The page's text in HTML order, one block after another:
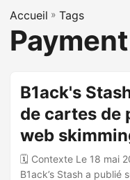
Accueil » Tags
B1ack's
de cartes de
web
🗓️ Contexte Le 18 mai
B1ack’s Stash a publié